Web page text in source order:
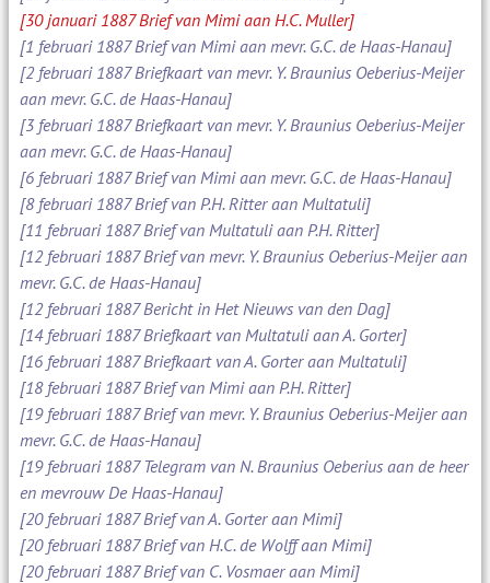
[30 januari 1887 Brief van Mimi aan H.C. Muller]
[1 februari 1887 Brief van Mimi aan mevr. G.C. de Haas-Hanau]
[2 februari 1887 Briefkaart van mevr. Y. Braunius Oeberius-Meijer
aan mevr. G.C. de Haas-Hanau]
[3 februari 1887 Briefkaart van mevr. Y. Braunius Oeberius-Meijer
aan mevr. G.C. de Haas-Hanau]
[6 februari 1887 Brief van Mimi aan mevr. G.C. de Haas-Hanau]
[8 februari 1887 Brief van P.H. Ritter aan Multatuli]
[11 februari 1887 Brief van Multatuli aan P.H. Ritter]
[12 februari 1887 Brief van mevr. Y. Braunius Oeberius-Meijer aan
mevr. G.C. de Haas-Hanau]
[12 februari 1887 Bericht in Het Nieuws van den Dag]
[14 februari 1887 Briefkaart van Multatuli aan A. Gorter]
[16 februari 1887 Briefkaart van A. Gorter aan Multatuli]
[18 februari 1887 Brief van Mimi aan P.H. Ritter]
[19 februari 1887 Brief van mevr. Y. Braunius Oeberius-Meijer aan
mevr. G.C. de Haas-Hanau]
[19 februari 1887 Telegram van N. Braunius Oeberius aan de heer
en mevrouw De Haas-Hanau]
[20 februari 1887 Brief van A. Gorter aan Mimi]
[20 februari 1887 Brief van H.C. de Wolff aan Mimi]
[20 februari 1887 Brief van C. Vosmaer aan Mimi]